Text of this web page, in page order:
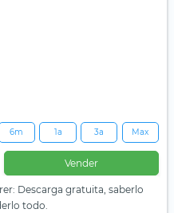
6m 1a 3a Max
Vender
Descarga gratuita, saberlo
todo.